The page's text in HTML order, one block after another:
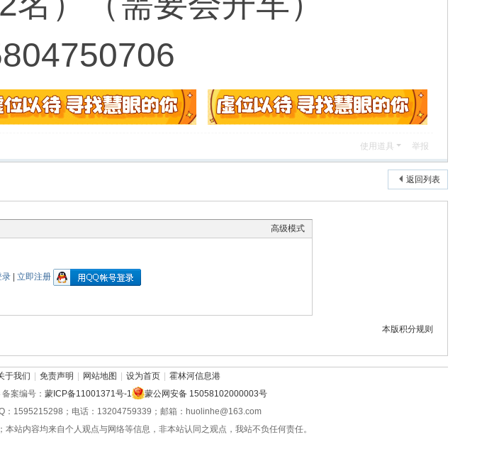
使用道具 举报
返回列表
高级模式
录 立即注册
本版积分规则
于我们 免责声明 网站地图 设为首页
霍林河信息港
备案编号： 蒙ICP备11001371号-1
蒙公网安备 15058102000003号
：1595215298；电话：13204759339；邮箱：huolinhe@163.com
站内容均来自个人观点与网络等信息，非本站认同之观点，我站不负任何责任。